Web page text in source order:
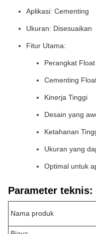
Aplikasi: Cementing
Ukuran: Disesuaikan
Fitur Utama:
Perangkat
Cementing
Kinerja Tinggi
Desain yang
Ketahanan
Ukuran yang
Optimal untuk
Parameter teknis:
Nama produk